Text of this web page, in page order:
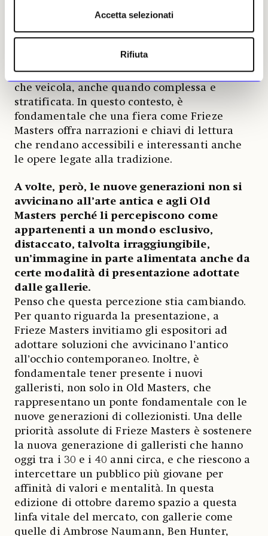
Accetta selezionati
Rifiuta
sia antica o contemporanea, spesso è scelta su
base personale per motivazioni legate al
un interesse per l’artista. L’oggetto è spesso
apprezzato per il suo racconto, per l’identità
che veicola, anche quando complessa e
stratificata. In questo contesto, è
fondamentale che una fiera come Frieze
Masters offra narrazioni e chiavi di lettura
che rendano accessibili e interessanti anche
le opere legate alla tradizione.
A volte, però, le nuove generazioni non si
avvicinano all’arte antica e agli Old
Masters perché li percepiscono come
appartenenti a un mondo esclusivo,
distaccato, talvolta irraggiungibile,
un’immagine in parte alimentata anche da
certe modalità di presentazione adottate
dalle gallerie.
Penso che questa percezione stia cambiando.
Per quanto riguarda la presentazione, a
Frieze Masters invitiamo gli espositori ad
adottare soluzioni che avvicinano l’antico
all’occhio contemporaneo. Inoltre, è
fondamentale tener presente i nuovi
galleristi, non solo in Old Masters, che
rappresentano un ponte fondamentale con le
nuove generazioni di collezionisti. Una delle
priorità assolute di Frieze Masters è sostenere
la nuova generazione di galleristi che hanno
oggi tra i 30 e i 40 anni circa, e che riescono a
intercettare un pubblico più giovane per
affinità di valori e mentalità. In questa
edizione di ottobre daremo spazio a questa
linfa vitale del mercato, con gallerie come
quelle di Ambrose Naumann, Ben Hunter,